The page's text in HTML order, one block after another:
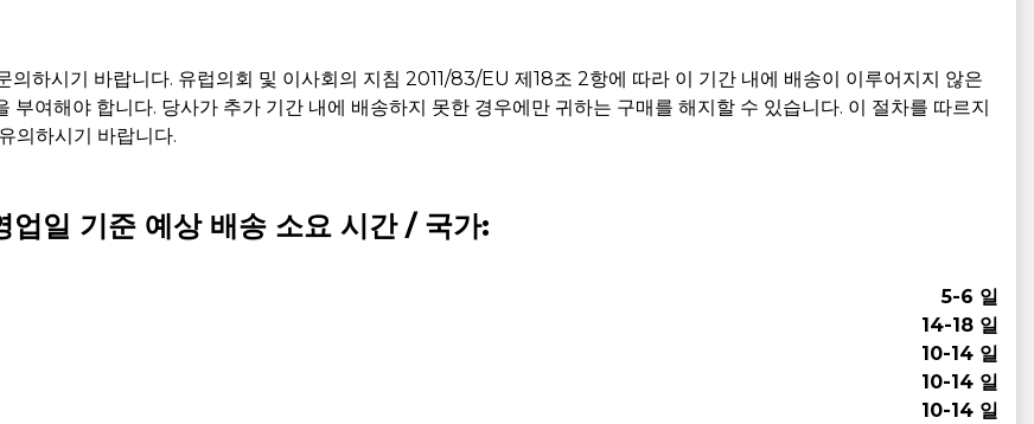
하시기 바랍니다. 유럽의회 및 이사회의 지침 2011/83/EU 제18조 2항에 따라 이 기간 내에 배송이 이루어지지 않은
여해야 합니다. 당사가 추가 기간 내에 배송하지 못한 경우에만 귀하는 구매를 해지할 수 있습니다. 이 절차를 따르지
의하시기 바랍니다.
업일 기준 예상 배송 소요 시간 / 국가:
5-6 일
14-18 일
10-14 일
10-14 일
10-14 일